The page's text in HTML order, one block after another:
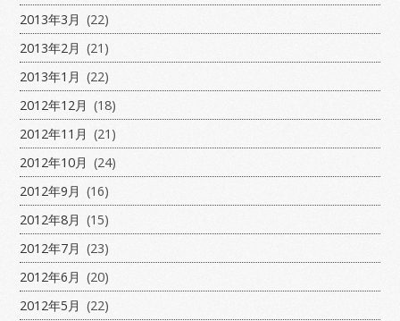
2013年3月 (22)
2013年2月 (21)
2013年1月 (22)
2012年12月 (18)
2012年11月 (21)
2012年10月 (24)
2012年9月 (16)
2012年8月 (15)
2012年7月 (23)
2012年6月 (20)
2012年5月 (22)